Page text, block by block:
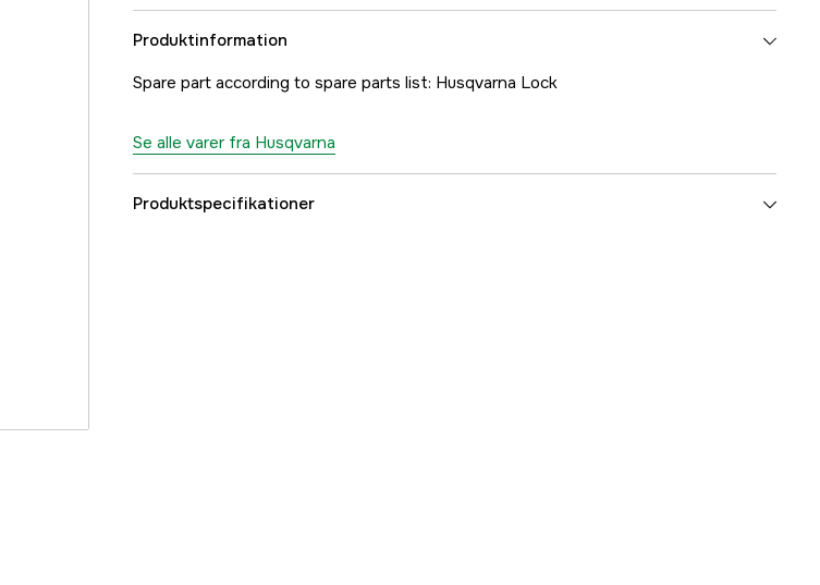
Produktinformation
Spare part according to spare parts list: Husqvarna Lock
Se alle varer fra Husqvarna
Produktspecifikationer